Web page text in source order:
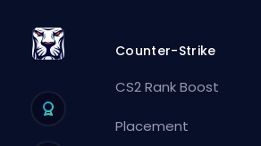
Counter-Strike
CS2 Rank Boost
Placement